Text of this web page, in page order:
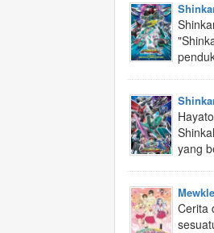
yang
Cerita